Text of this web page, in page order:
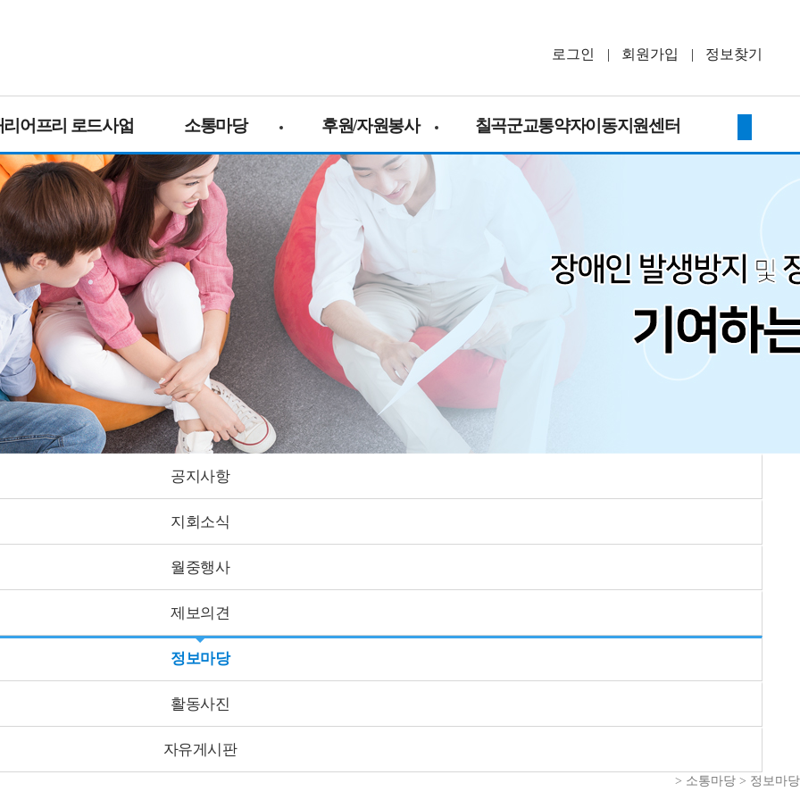
로그인 회원가입 정보찾기
리어프리 로드사업 소통마당 후원/자원봉사 칠곡군교통약자이동지원센터
공지사항
지회소식
월중행사
제보의견
정보마당
활동사진
자유게시판
> 소통마당 > 정보마당